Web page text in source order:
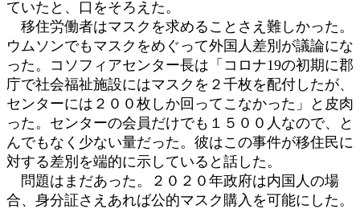
ていたと、口をそろえた。
移住労働者はマスクを求めることさえ難しかった。
ウムソンでもマスクをめぐって外国人差別が議論にな
った。コソフィアセンター長は「コロナ19の初期に郡
庁で社会福祉施設にはマスクを２千枚を配付したが、
センターには２００枚しか回ってこなかった」と皮肉
った。センターの会員だけでも１５００人なので、と
んでもなく少ない量だった。彼はこの事件が移住民に
対する差別を端的に示していると話した。
問題はまだあった。２０２０年政府は内国人の場
合、身分証さえあれば公的マスク購入を可能にした。